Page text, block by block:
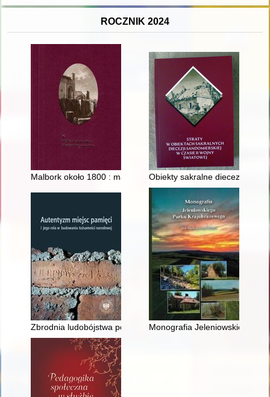
ROCZNIK 2024
Malbork około 1800 : materiały pokonferencyjne : Muzeum
Obiekty sakralne diecezji
Zbrodnia ludobójstwa popełniona przez niemieckich
Monografia Jeleniowskiego